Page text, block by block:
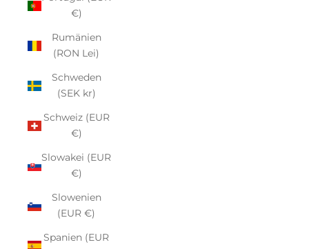
€)
Rumänien
(RON Lei)
Schweden
(SEK kr)
Schweiz (EUR
€)
Slowakei (EUR
€)
Slowenien
(EUR €)
Spanien (EUR